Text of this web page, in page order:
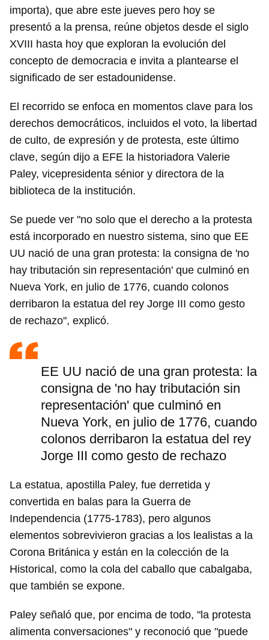
importa), que abre este jueves pero hoy se
presentó a la prensa, reúne objetos desde el siglo
XVIII hasta hoy que exploran la evolución del
concepto de democracia e invita a plantearse el
significado de ser estadounidense.
El recorrido se enfoca en momentos clave para los
derechos democráticos, incluidos el voto, la libertad
de culto, de expresión y de protesta, este último
clave, según dijo a EFE la historiadora Valerie
Paley, vicepresidenta sénior y directora de la
biblioteca de la institución.
Se puede ver "no solo que el derecho a la protesta
está incorporado en nuestro sistema, sino que EE
UU nació de una gran protesta: la consigna de 'no
hay tributación sin representación' que culminó en
Nueva York, en julio de 1776, cuando colonos
derribaron la estatua del rey Jorge III como gesto
de rechazo", explicó.
EE UU nació de una gran protesta: la
consigna de 'no hay tributación sin
representación' que culminó en
Nueva York, en julio de 1776, cuando
colonos derribaron la estatua del rey
Jorge III como gesto de rechazo
La estatua, apostilla Paley, fue derretida y
convertida en balas para la Guerra de
Independencia (1775-1783), pero algunos
elementos sobrevivieron gracias a los lealistas a la
Corona Británica y están en la colección de la
Historical, como la cola del caballo que cabalgaba,
que también se expone.
Paley señaló que, por encima de todo, "la protesta
alimenta conversaciones" y reconoció que "puede